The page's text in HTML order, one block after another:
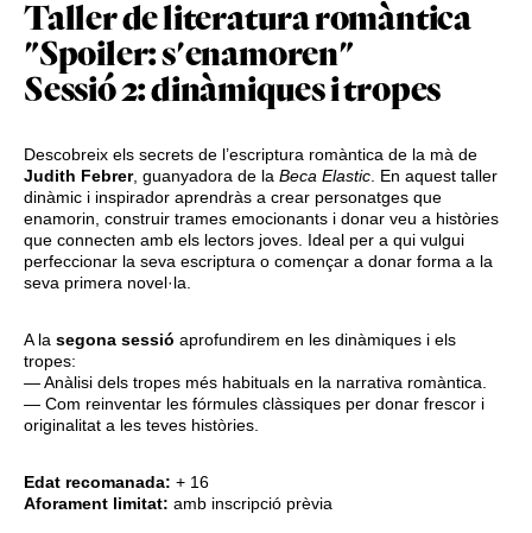
Taller de literatura romàntica
"Spoiler: s'enamoren"
Sessió 2: dinàmiques i tropes
Descobreix els secrets de l’escriptura romàntica de la mà de
Judith Febrer, guanyadora de la Beca Elastic. En aquest taller
dinàmic i inspirador aprendràs a crear personatges que
enamorin, construir trames emocionants i donar veu a històries
que connecten amb els lectors joves. Ideal per a qui vulgui
perfeccionar la seva escriptura o començar a donar forma a la
seva primera novel·la.
A la segona sessió aprofundirem en les dinàmiques i els
tropes:
— Anàlisi dels tropes més habituals en la narrativa romàntica.
— Com reinventar les fórmules clàssiques per donar frescor i
originalitat a les teves històries.
Edat recomanada: + 16
Aforament limitat: amb inscripció prèvia